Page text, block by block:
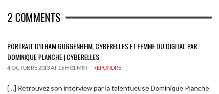
2 COMMENTS
PORTRAIT D’ILHAM GUGGENHEIM, CYBERELLES ET FEMME DU DIGITAL PAR
DOMINIQUE PLANCHE | CYBERELLES
4 OCTOBRE 2013 AT 16 H 01 MIN — RÉPONDRE
[…] Retrouvez son interview par la talentueuse Dominique Planche